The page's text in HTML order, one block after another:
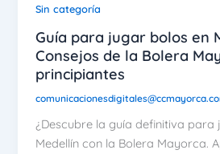
Sin categoría
Guía para jugar bolos en
Consejos de la Bolera
principiantes
¿Descubre la guía definitiva para
Medellín con la Bolera Mayorca.